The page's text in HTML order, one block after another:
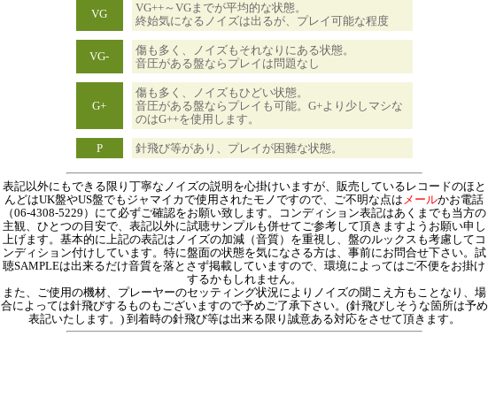
VG
VG++～VGまでが平均的な状態。
終始気になるノイズは出るが、プレイ可能な程度
VG-
傷も多く、ノイズもそれなりにある状態。
音圧がある盤ならプレイは問題なし
G+
傷も多く、ノイズもひどい状態。
音圧がある盤ならプレイも可能。G+より少しマシな
のはG++を使用します。
P 針飛び等があり、プレイが困難な状態。
表記以外にもできる限り丁寧なノイズの説明を心掛けいますが、販売しているレコードのほと
んどはUK盤やUS盤でもジャマイカで使用されたモノですので、ご不明な点は メールかお電話
（06-4308-5229）にて必ずご確認をお願い致します。コンディション表記はあくまでも当方の
主観、ひとつの目安で、表記以外に試聴サンプルも併せてご参考して頂きますようお願い申し
上げます。基本的に上記の表記はノイズの加減（音質）を重視し、盤のルックスも考慮してコ
ンディション付けしています。特に盤面の状態を気になさる方は、事前にお問合せ下さい。試
聴SAMPLEは出来るだけ音質を落とさず掲載していますので、環境によってはご不便をお掛け
するかもしれません。
また、ご使用の機材、プレーヤーのセッティング状況によりノイズの聞こえ方もことなり、場
合によっては針飛びするものもございますので予めご了承下さい。(針飛びしそうな箇所は予め
表記いたします。) 到着時の針飛び等は出来る限り誠意ある対応をさせて頂きます。